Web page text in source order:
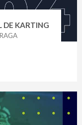
DE KARTING